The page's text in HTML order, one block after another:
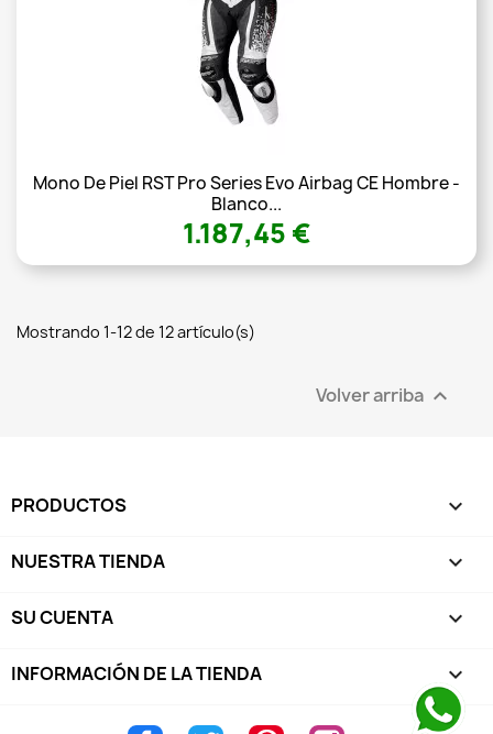
Mono De Piel RST Pro Series Evo Airbag CE Hombre -
Blanco...
1.187,45 €
Mostrando 1-12 de 12 artículo(s)
Volver arriba 
PRODUCTOS 
NUESTRA TIENDA 
SU CUENTA 
INFORMACIÓN DE LA TIENDA keyboard_arrow_down